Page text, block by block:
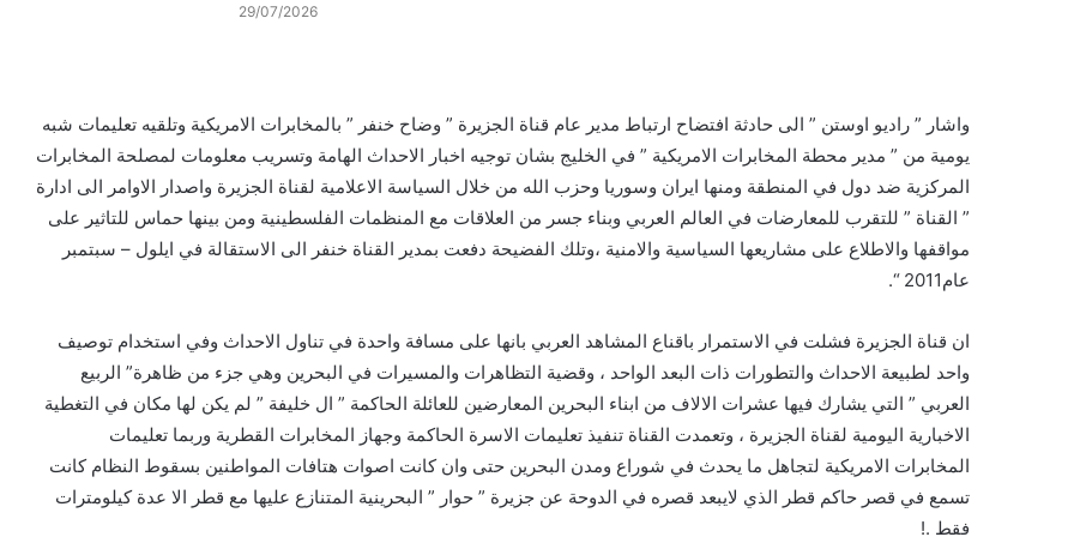
29/07/2026
واشار ” راديو اوستن ” الى حادثة افتضاح ارتباط مدير عام قناة الجزيرة ” وضاح خنفر ” بالمخابرات الامريكية وتلقيه تعليمات شبه
يومية من ” مدير محطة المخابرات الامريكية ” في الخليج بشان توجيه اخبار الاحداث الهامة وتسريب معلومات لمصلحة المخابرات
المركزية ضد دول في المنطقة ومنها ايران وسوريا وحزب الله من خلال السياسة الاعلامية لقناة الجزيرة واصدار الاوامر الى ادارة
” القناة ” للتقرب للمعارضات في العالم العربي وبناء جسر من العلاقات مع المنظمات الفلسطينية ومن بينها حماس للتاثير على
مواقفها والاطلاع على مشاريعها السياسية والامنية ،وتلك الفضيحة دفعت بمدير القناة خنفر الى الاستقالة في ايلول – سبتمبر
عام2011 “.
ان قناة الجزيرة فشلت في الاستمرار باقناع المشاهد العربي بانها على مسافة واحدة في تناول الاحداث وفي استخدام توصيف
واحد لطبيعة الاحداث والتطورات ذات البعد الواحد ، وقضية التظاهرات والمسيرات في البحرين وهي جزء من ظاهرة” الربيع
العربي ” التي يشارك فيها عشرات الالاف من ابناء البحرين المعارضين للعائلة الحاكمة ” ال خليفة ” لم يكن لها مكان في التغطية
الاخبارية اليومية لقناة الجزيرة ، وتعمدت القناة تنفيذ تعليمات الاسرة الحاكمة وجهاز المخابرات القطرية وربما تعليمات
المخابرات الامريكية لتجاهل ما يحدث في شوراع ومدن البحرين حتى وان كانت اصوات هتافات المواطنين بسقوط النظام كانت
تسمع في قصر حاكم قطر الذي لايبعد قصره في الدوحة عن جزيرة ” حوار ” البحرينية المتنازع عليها مع قطر الا عدة كيلومترات
فقط .!